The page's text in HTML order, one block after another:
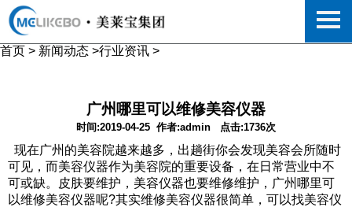
首页 > 新闻动态 >行业资讯 >
广州哪里可以维修美容仪器
时间:2019-04-25 作者:admin 点击:1736次
现在广州的美容院越来越多，出趟街你会发现美容会所随时
可见，而美容仪器作为美容院的重要设备，在日常营业中不
可或缺。皮肤要维护，美容仪器也要维修维护，广州哪里可
以维修美容仪器呢?其实维修美容仪器很简单，可以找美容仪